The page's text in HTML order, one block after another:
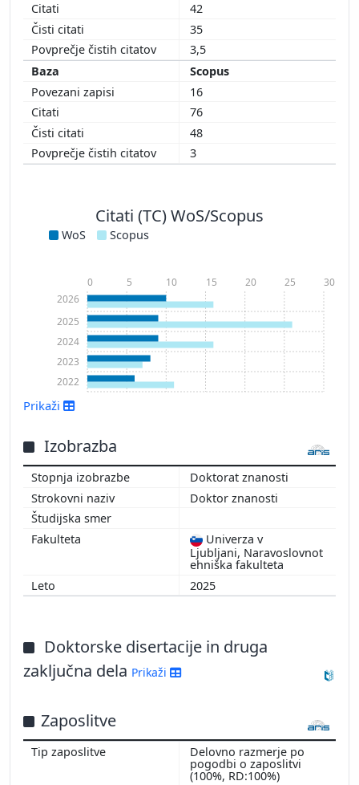
42
35
3,5
Scopus
16
76
48
3
Citati (TC) WoS/Scopus
WoS Scopus
2022
2023
2024
2025
2026
0 5 10 15 20 25 30
Prikaži več
Prikaži
Izobrazba
Doktorat znanosti
Doktor znanosti
Univerza v
Ljubljani, Naravoslovnot
ehniška fakulteta
2025
Doktorske disertacije in druga
zaključna dela Prikaži
Zaposlitve
Delovno razmerje po
pogodbi o zaposlitvi
(100%, RD:100%)